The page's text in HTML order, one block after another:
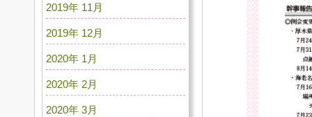
2019年 11月
2019年 12月
2020年 1月
2020年 2月
2020年 3月